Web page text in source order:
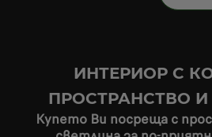
ИНТЕРИОР С
ПРОСТРАНСТВО
Купето Ви посреща с